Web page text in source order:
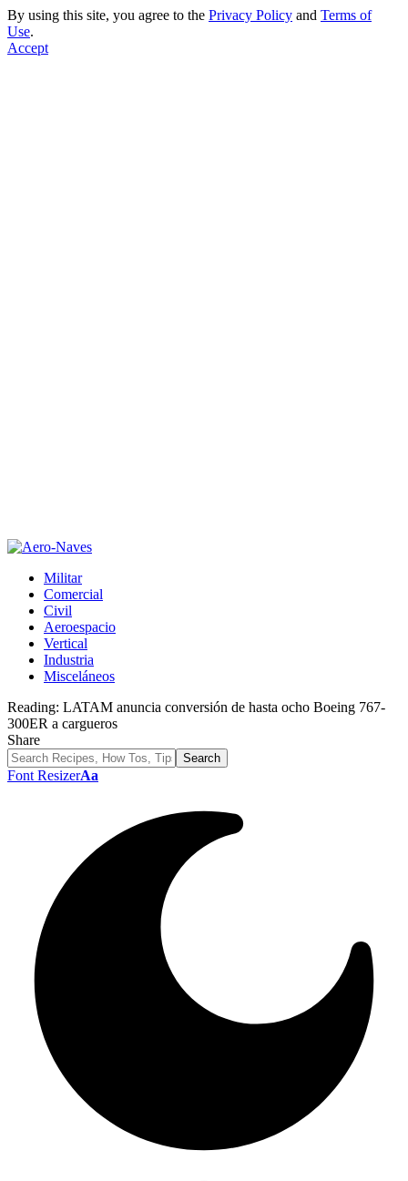
By using this site, you agree to the Privacy Policy and Terms of
Use.
Accept
Militar
Comercial
Civil
Aeroespacio
Vertical
Industria
Misceláneos
Reading: LATAM anuncia conversión de hasta ocho Boeing 767-
300ER a cargueros
Share
Font ResizerAa